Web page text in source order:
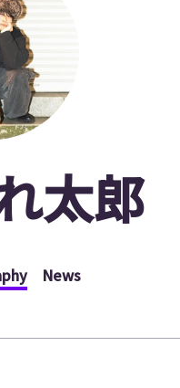
太郎
News